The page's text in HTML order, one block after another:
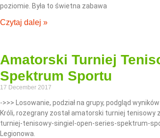
poziomie. Była to świetna zabawa
Czytaj dalej »
Amatorski Turniej
Spektrum Sportu
17 December 2017
->>> Losowanie, podział na grupy, podgląd
Króli, rozegrany został amatorski turniej
turniej-tenisowy-singiel-open-series-spektrum-
Legionowa.